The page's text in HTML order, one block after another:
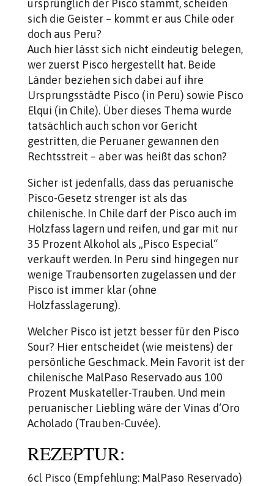
ursprünglich der Pisco stammt, scheiden
sich die Geister – kommt er aus Chile oder
doch aus Peru?
Auch hier lässt sich nicht eindeutig belegen,
wer zuerst Pisco hergestellt hat. Beide
Länder beziehen sich dabei auf ihre
Ursprungsstädte Pisco (in Peru) sowie Pisco
Elqui (in Chile). Über dieses Thema wurde
tatsächlich auch schon vor Gericht
gestritten, die Peruaner gewannen den
Rechtsstreit – aber was heißt das schon?
Sicher ist jedenfalls, dass das peruanische
Pisco-Gesetz strenger ist als das
chilenische. In Chile darf der Pisco auch im
Holzfass lagern und reifen, und gar mit nur
35 Prozent Alkohol als „Pisco Especial“
verkauft werden. In Peru sind hingegen nur
wenige Traubensorten zugelassen und der
Pisco ist immer klar (ohne
Holzfasslagerung).
Welcher Pisco ist jetzt besser für den Pisco
Sour? Hier entscheidet (wie meistens) der
persönliche Geschmack. Mein Favorit ist der
chilenische MalPaso Reservado aus 100
Prozent Muskateller-Trauben. Und mein
peruanischer Liebling wäre der Vinas d‘Oro
Acholado (Trauben-Cuvée).
REZEPTUR:
6cl Pisco (Empfehlung: MalPaso Reservado)